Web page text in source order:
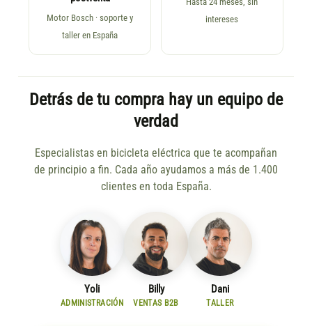
Motor Bosch · soporte y
taller en España
intereses
Detrás de tu compra hay un equipo de
verdad
Especialistas en bicicleta eléctrica que te acompañan
de principio a fin. Cada año ayudamos a más de 1.400
clientes en toda España.
Yoli
ADMINISTRACIÓN
Billy
VENTAS B2B
Dani
TALLER